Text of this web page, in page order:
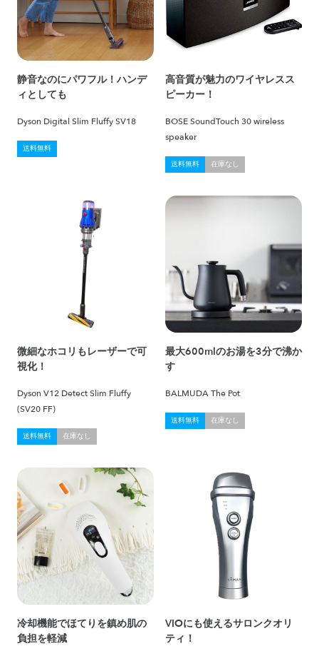
静音なのにパワフル！ハンデ
ィとしても
Dyson Digital Slim Fluffy SV18
送料無料
高音質が魅力のワイヤレスス
ピーカー！
BOSE SoundTouch 30 wireless
speaker
送料無料 在庫なし
微細なホコリもレーザーで可
視化！
Dyson V12 Detect Slim Fluffy
(SV20 FF)
送料無料 在庫なし
最大600mlのお湯を3分で沸か
す
BALMUDA The Pot
送料無料 在庫なし
冷却機能でほてりを鎮め肌の
負担を軽減
VIOにも使えるサロンクオリ
ティ！